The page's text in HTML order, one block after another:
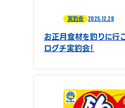
実釣会 2025.12.28
お正月食材を釣りに行
ログチ実釣会！